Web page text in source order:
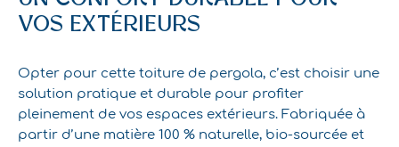
VOS EXTÉRIEURS
Opter pour cette toiture de pergola, c’est choisir une
solution pratique et durable pour profiter
pleinement de vos espaces extérieurs. Fabriquée à
partir d’une matière 100 % naturelle, bio-sourcée et